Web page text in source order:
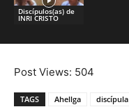
Discípulos(as) de
INRI CRISTO
Post Views: 504
TAGS Ahellga discípula